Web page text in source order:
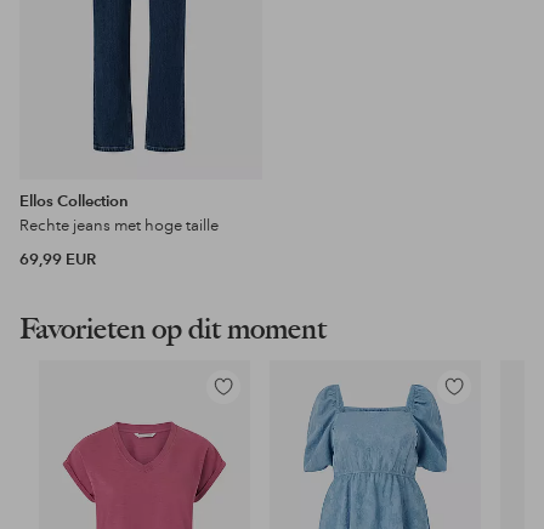
Ellos Collection
Rechte jeans met hoge taille
69,99 EUR
Favorieten op dit moment
Toevoegen
favorieten
Toevoegen
aan
favorieten